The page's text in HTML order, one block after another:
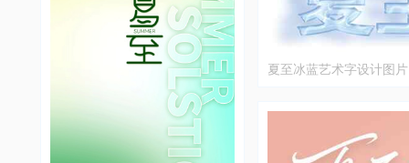
夏至冰蓝艺术字设计图片